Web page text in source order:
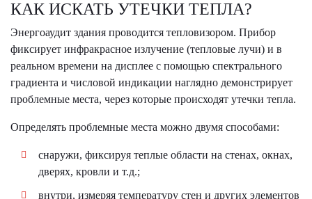
КАК ИСКАТЬ УТЕЧКИ ТЕПЛА?
Энергоаудит здания проводится тепловизором. Прибор
фиксирует инфракрасное излучение (тепловые лучи) и в
реальном времени на дисплее с помощью спектрального
градиента и числовой индикации наглядно демонстрирует
проблемные места, через которые происходят утечки тепла.
Определять проблемные места можно двумя способами:
снаружи, фиксируя теплые области на стенах, окнах,
дверях, кровли и т.д.;
внутри, измеряя температуру стен и других элементов